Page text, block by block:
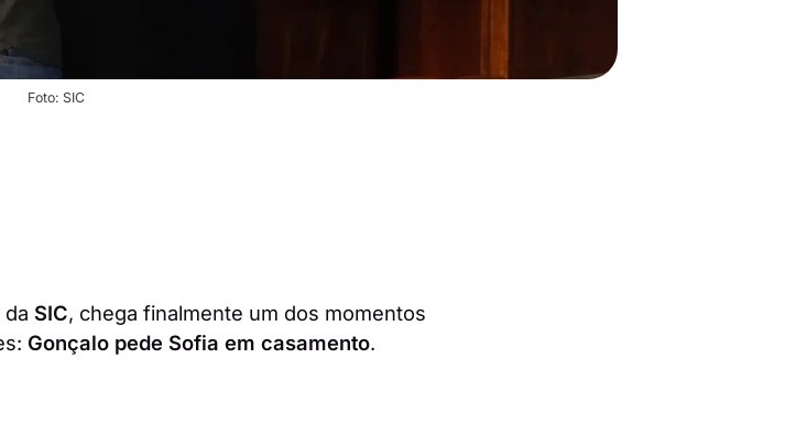
Foto: SIC
SIC, chega finalmente um dos momentos
Gonçalo pede Sofia em casamento.